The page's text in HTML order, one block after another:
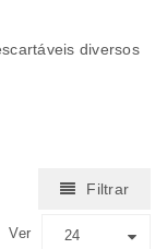
diversos
Filtrar
Ver 24